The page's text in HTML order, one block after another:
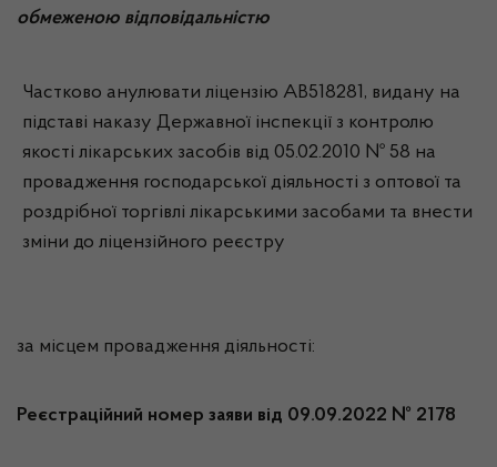
обмеженою відповідальністю
Частково анулювати ліцензію АВ518281, видану на
підставі наказу Державної інспекції з контролю
якості лікарських засобів від 05.02.2010 № 58 на
провадження господарської діяльності з оптової та
роздрібної торгівлі лікарськими засобами та внести
зміни до ліцензійного реєстру
за місцем провадження діяльності:
Реєстраційний номер заяви від 09.09.2022 № 2178